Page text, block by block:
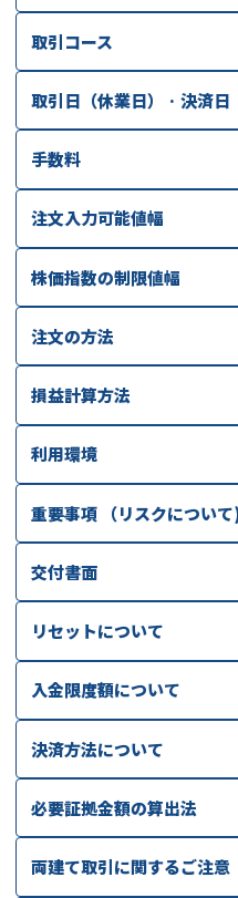
取引コース
取引日（休業日） · 決済日
手数料
注文入力可能値幅
株価指数の制限値幅
注文の方法
損益計算方法
利用環境
重要事項 （リスクについ
交付書面
リセットについて
入金限度額について
決済方法について
必要証拠金額の算出法
両建て取引に関するご注意